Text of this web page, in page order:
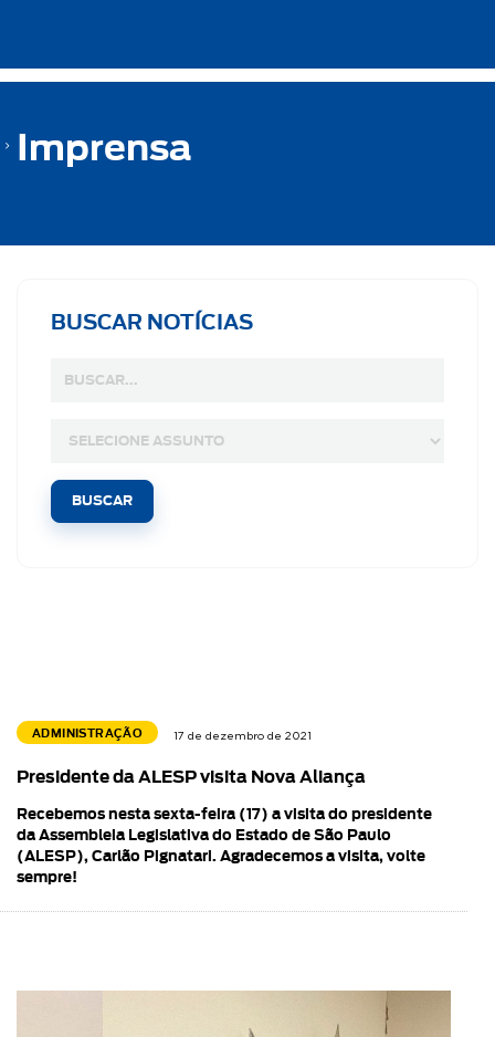
Imprensa
BUSCAR NOTÍCIAS
ADMINISTRAÇÃO 17 de dezembro de 2021
Presidente da ALESP visita Nova Aliança
Recebemos nesta sexta-feira (17) a visita do presidente
da Assembleia Legislativa do Estado de São Paulo
(ALESP), Carlão Pignatari. Agradecemos a visita, volte
sempre!